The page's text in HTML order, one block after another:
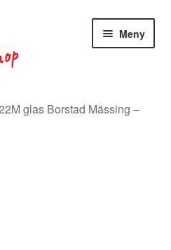
Meny
glas Borstad Mässing –